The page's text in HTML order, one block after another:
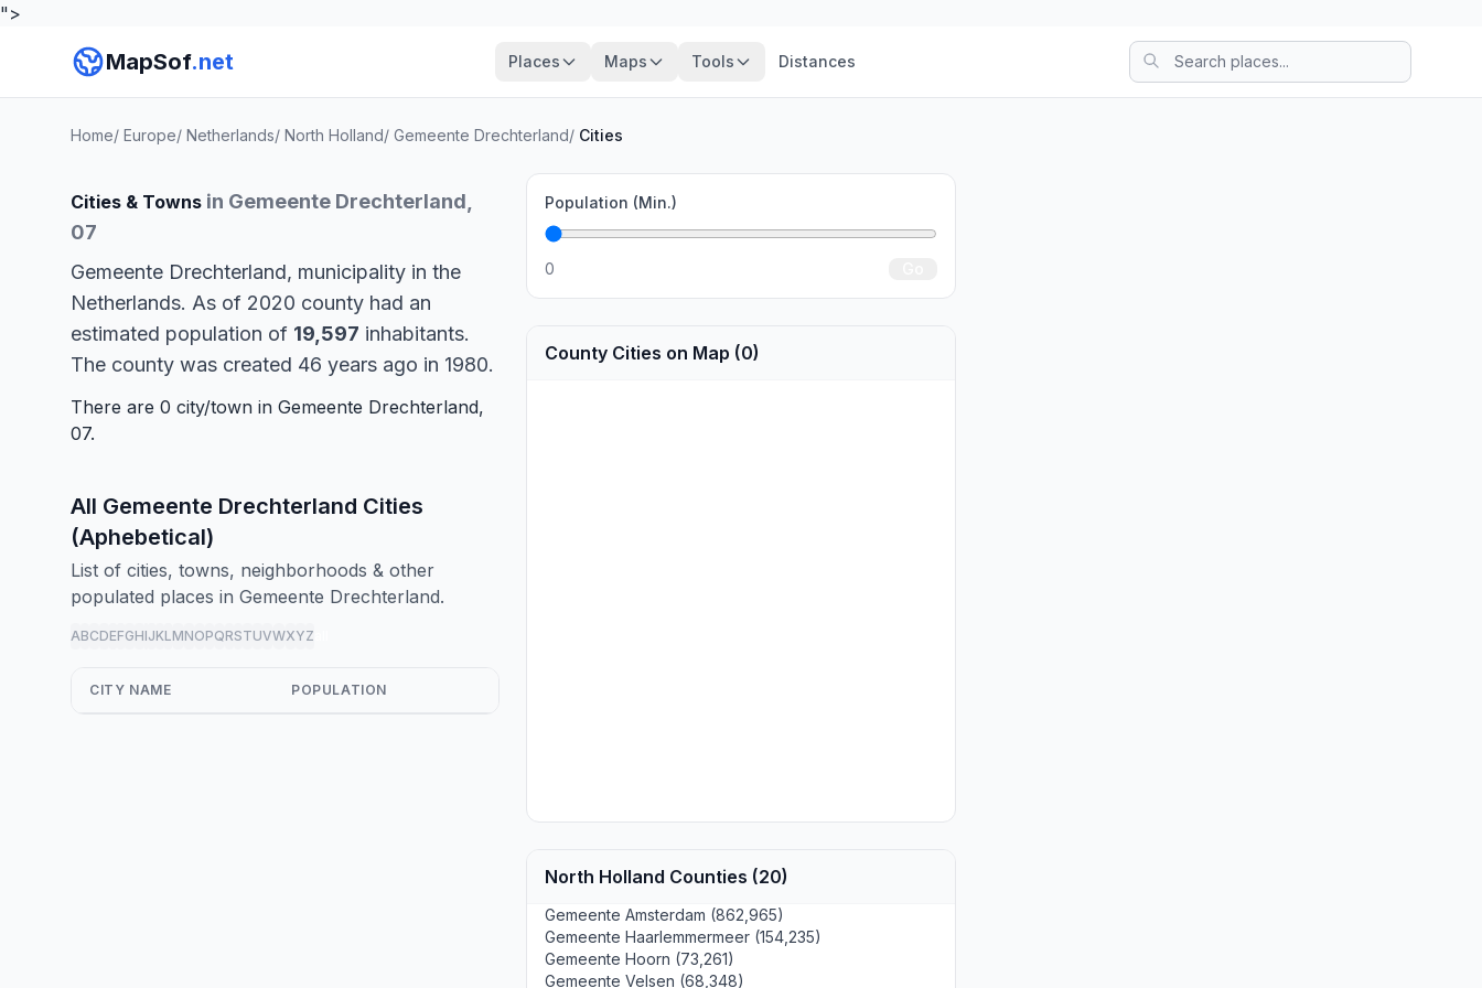
">
MapSof.net Places Maps Tools Distances
Home/ Europe/ Netherlands/ North Holland/ Gemeente Drechterland/ Cities
Cities & Towns in Gemeente Drechterland,
07
Gemeente Drechterland, municipality in the
Netherlands. As of 2020 county had an
estimated population of 19,597 inhabitants.
The county was created 46 years ago in 1980.
There are 0 city/town in Gemeente Drechterland,
07.
All Gemeente Drechterland Cities
(Aphebetical)
List of cities, towns, neighborhoods & other
populated places in Gemeente Drechterland.
ABCDEFGHIJKLMNOPQRSTUVWXYZ
CITY NAME POPULATION
Population (Min.)
0
County Cities on Map (0)
North Holland Counties (20)
Gemeente Amsterdam (862,965)
Gemeente Haarlemmermeer (154,235)
Gemeente Hoorn (73,261)
Gemeente Velsen (68,348)